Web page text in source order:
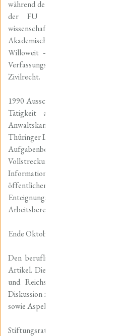
während der Referendarzeit als
der FU Berlin, nach dem
wissenschaftlicher Angestellter
Akademischer Rat in Würzburg –
Willoweit – tätig. Arbeitsgebiete
Verfassungs- und
Zivilrecht.
1990 Ausscheiden aus dem Dienst
Tätigkeit als OLG-bestellter
Anwaltskanzlei. Nach der
Thüringer Landesdienst. 1991
Aufgabenbereiche waren u. a.
Vollstreckungs- und
Informationsfreiheitsrecht,
öffentlichen Sicherheit und
Enteignungsrecht sowie das
Arbeitsbereichen Schaffung von
Ende Oktober 2017 Ausscheiden
Den beruflichen Stationen
Artikel. Diese betreffen etwa den
und
Diskussion zur Rehabilitierung und
sowie Aspekte des Stiftungswesens
Stiftungsrat der Friedrich-